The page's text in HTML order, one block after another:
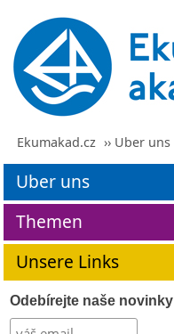
Ekumakad.cz ›› Uber uns
Uber uns
Themen
Unsere Links
Odebírejte naše novinky